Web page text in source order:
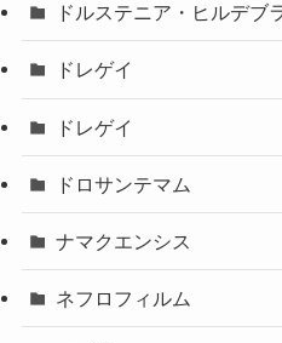
ドルステニア・ヒルデブ
ドレゲイ
ドレゲイ
ドロサンテマム
ナマクエンシス
ネフロフィルム